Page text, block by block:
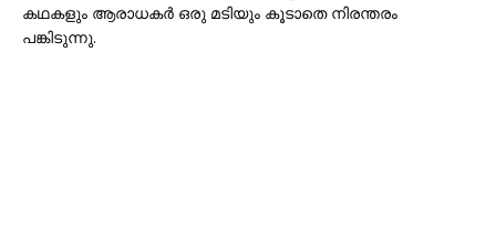
കഥകളും ആരാധകർ ഒരു മടിയും കൂടാതെ നിരന്തരം
പങ്കിടുന്നു.